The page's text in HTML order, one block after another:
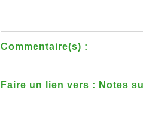
Commentaire(s) :
Faire un lien vers : Notes